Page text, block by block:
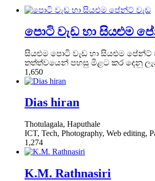
පොටි වැඩ හා සියළුම
සියළුම පොටි වැඩ හා සියළුම පේන්ට්
තත්ත්වයෙන් පහසු මිළට කර දෙනු
1,650
Dias hiran
Thotulagala, Haputhale
ICT, Tech, Photography, Web editing,
1,274
K.M. Rathnasiri